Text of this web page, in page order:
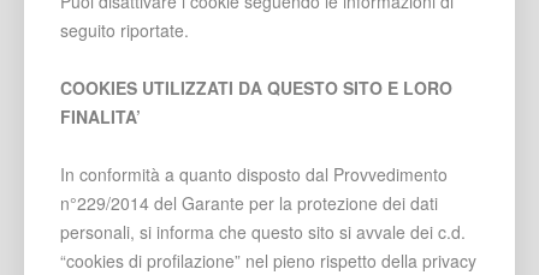
seguito riportate.
COOKIES UTILIZZATI DA QUESTO SITO E LORO
FINALITA’
In conformità a quanto disposto dal Provvedimento
n°229/2014 del Garante per la protezione dei dati
personali, si informa che questo sito si avvale dei c.d.
“cookies di profilazione” nel pieno rispetto della privacy